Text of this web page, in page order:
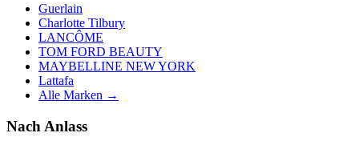
Guerlain
Charlotte Tilbury
LANCÔME
TOM FORD BEAUTY
MAYBELLINE NEW YORK
Lattafa
Alle Marken →
Nach Anlass